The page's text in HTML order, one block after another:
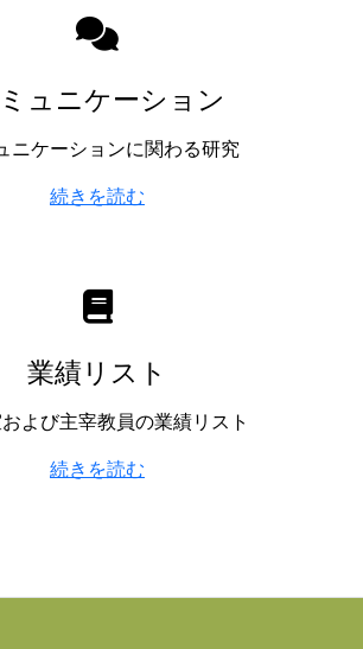
ュニケーション
ニケーションに関わる研究
続きを読む
業績リスト
よび主宰教員の業績リスト
続きを読む